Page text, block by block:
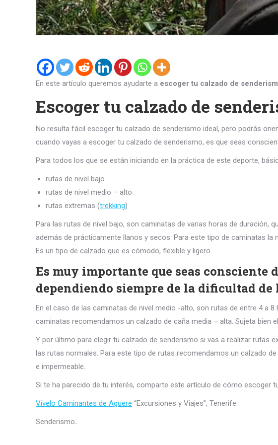
En este artículo queremos ayudarte a escoger tu calzado de
Escoger tu calzado de
No resulta fácil escoger tu calzado de senderismo ideal, pero podrás
cuando vayas a escoger tu calzado de senderismo, es que seas
Para todos los que se están iniciando en la práctica de este deporte,
rutas de nivel bajo
rutas de nivel medio – alto
rutas extremas (trekking)
Para las rutas de nivel bajo, son caminatas de varias horas de
además de prácticamente llanos y secos. Para este tipo de caminatas
Es un tipo de calzado que es cómodo, flexible y ligero.
Es muy importante que seas consciente
dependiendo siempre de la dificultad de
En el caso de las caminatas de nivel medio -alto, son rutas de entre 4 a
caminatas recomendamos un calzado de caña media – alta. Sujeta bien
Y por último para elegir tu calzado de senderismo si vas a realizar rutas
las rutas normales. Para este tipo de rutas recomendamos un calzado
e impermeable.
Si te ha parecido de tu interés, comparte este artículo de cómo escoger
Vívelo Caminantes de Aguere “Excursiones y Viajes”, Tenerife.
Senderismo.